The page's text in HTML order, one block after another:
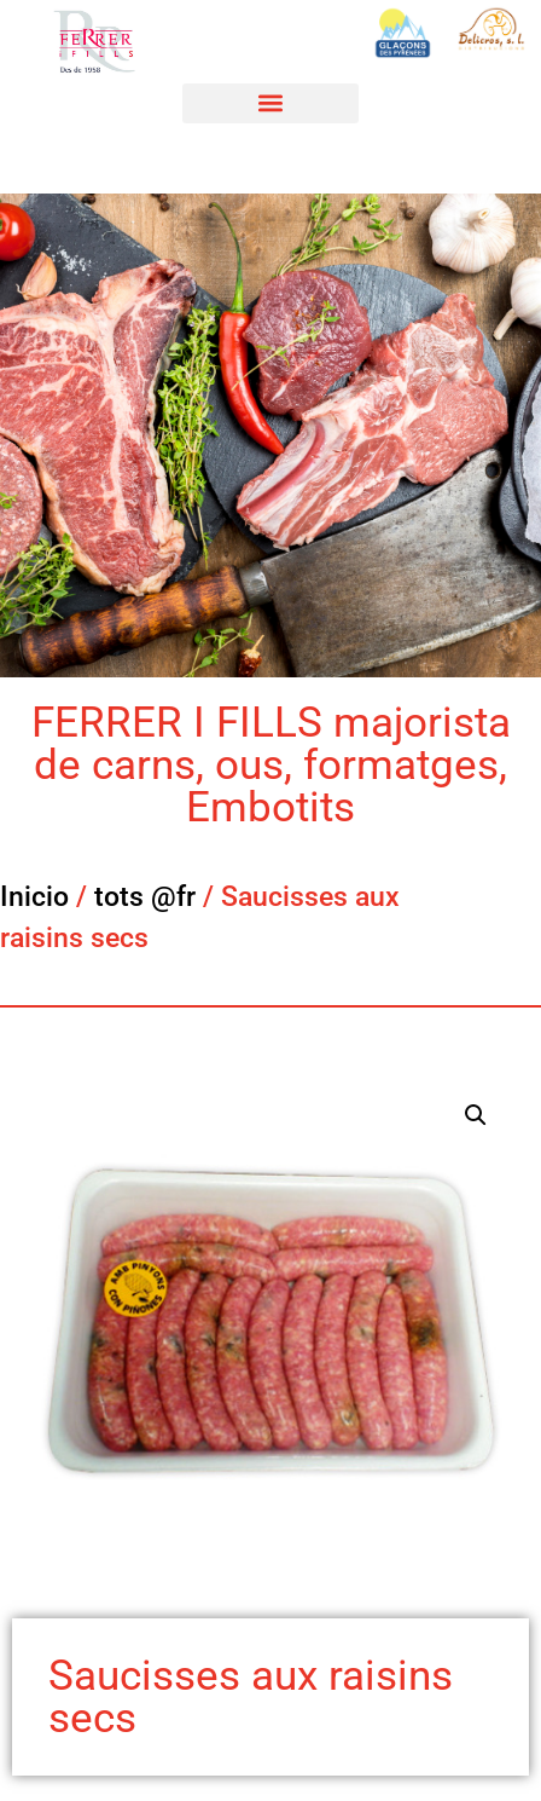
FERRER I FILLS majorista
de carns, ous, formatges,
Embotits
Inicio / tots @fr / Saucisses aux
raisins secs
Saucisses aux raisins
secs